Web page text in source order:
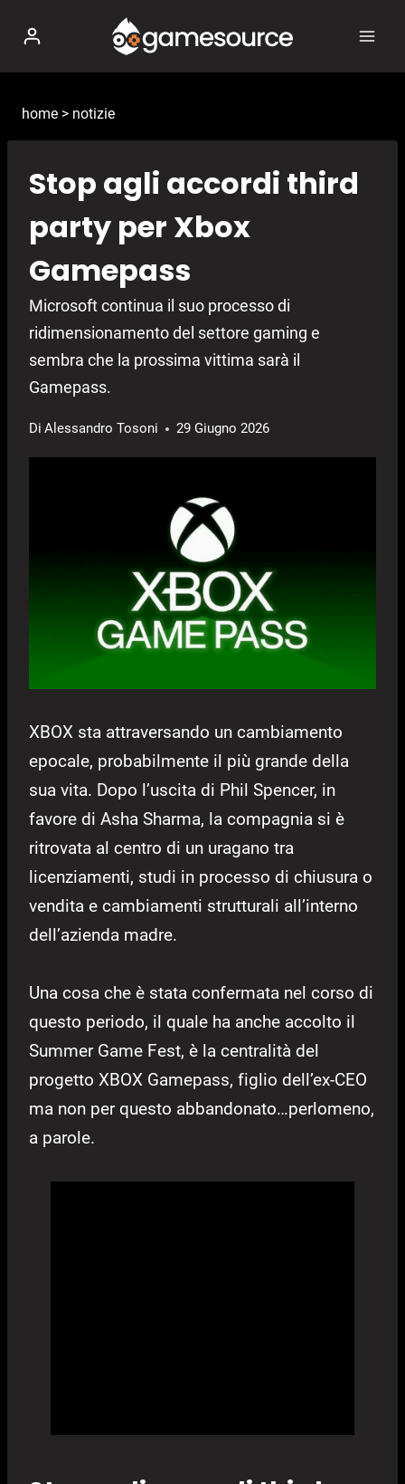
contenuto
home > notizie
Stop agli accordi third
party per Xbox
Gamepass
Microsoft continua il suo processo di
ridimensionamento del settore gaming e
sembra che la prossima vittima sarà il
Gamepass.
Di Alessandro Tosoni 29 Giugno 2026
XBOX sta attraversando un cambiamento
epocale, probabilmente il più grande della
sua vita. Dopo l’uscita di Phil Spencer, in
favore di Asha Sharma, la compagnia si è
ritrovata al centro di un uragano tra
licenziamenti, studi in processo di chiusura o
vendita e cambiamenti strutturali all’interno
dell’azienda madre.
Una cosa che è stata confermata nel corso di
questo periodo, il quale ha anche accolto il
Summer Game Fest, è la centralità del
progetto XBOX Gamepass, figlio dell’ex-CEO
ma non per questo abbandonato…perlomeno,
a parole.